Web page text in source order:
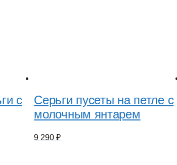
с
Серьги пусеты на петле с
молочным янтарем
9 290₽